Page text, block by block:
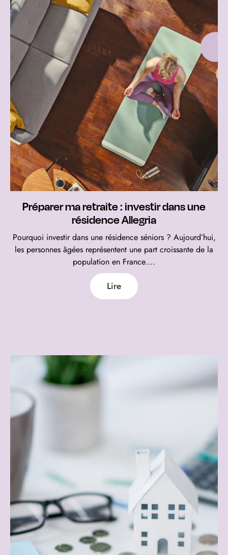
Préparer ma retraite : investir dans une
résidence Allegria
Pourquoi investir dans une résidence séniors ? Aujourd’hui,
les personnes âgées représentent une part croissante de la
population en France....
Lire